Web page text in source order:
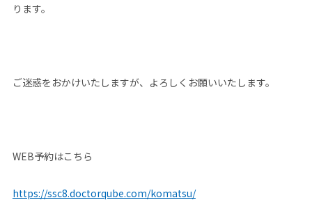
ります。
ご迷惑をおかけいたしますが、よろしくお願いいたします。
WEB予約はこちら
https://ssc8.doctorqube.com/komatsu/